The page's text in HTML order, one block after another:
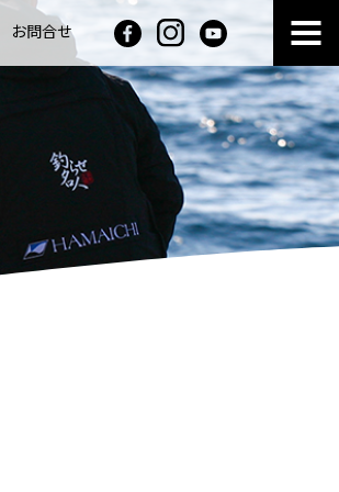
お問合せ